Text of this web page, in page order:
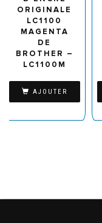
ORIGINALE
LC1100
MAGENTA
DE
BROTHER –
LC1100M
AJOUTER